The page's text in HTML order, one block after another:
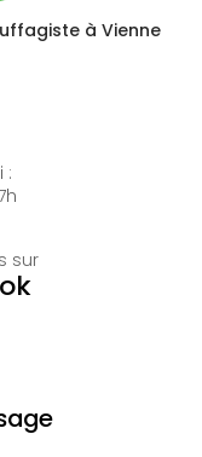
à Vienne
:
sur